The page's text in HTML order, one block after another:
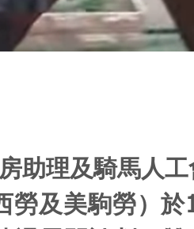
助理及騎馬人
勞及美駒勞）於